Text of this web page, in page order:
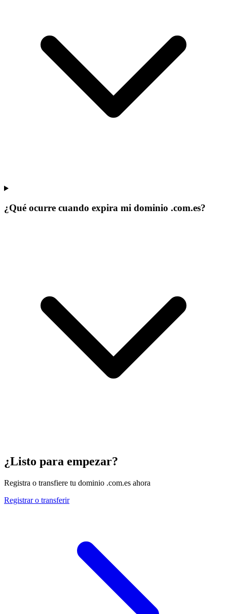
¿Qué ocurre cuando expira mi dominio .com.es?
¿Listo para empezar?
Registra o transfiere tu dominio .com.es ahora
Registrar o transferir